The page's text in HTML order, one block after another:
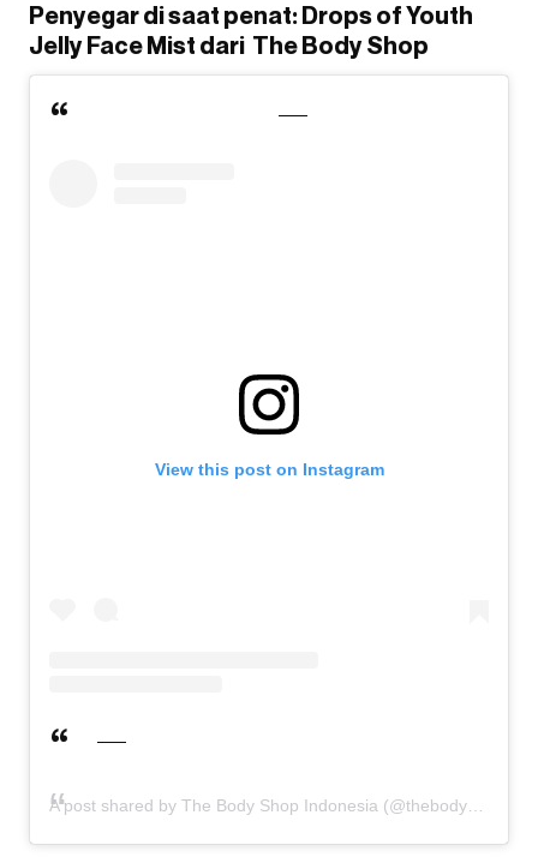
Penyegar di saat penat: Drops of Youth
Jelly Face Mist dari The Body Shop
View this post on Instagram
A post shared by The Body Shop Indonesia (@thebodyshopindo)